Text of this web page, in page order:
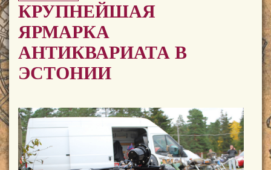
КРУПНЕЙШАЯ
ЯРМАРКА
АНТИКВАРИАТА В
ЭСТОНИИ